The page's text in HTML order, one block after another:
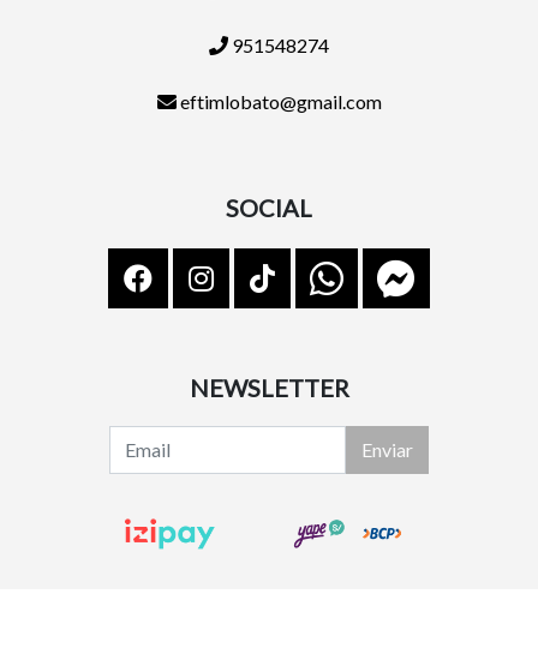
951548274
eftimlobato@gmail.com
SOCIAL
NEWSLETTER
Enviar